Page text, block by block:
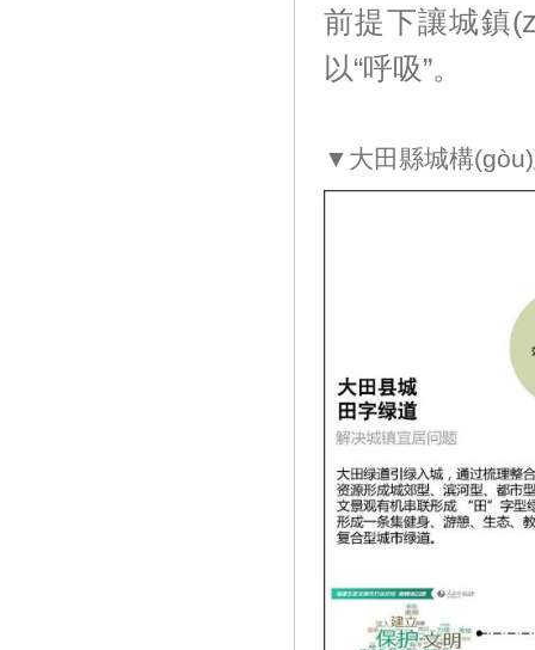
前提下讓城鎮
以“呼吸”。
▼大田縣城構(gòu)